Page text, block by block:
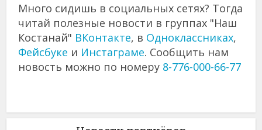
Много сидишь в социальных сетях? Тогда
читай полезные новости в группах "Наш
Костанай" ВКонтакте, в Одноклассниках,
Фейсбуке и Инстаграме. Сообщить нам
новость можно по номеру 8-776-000-66-77